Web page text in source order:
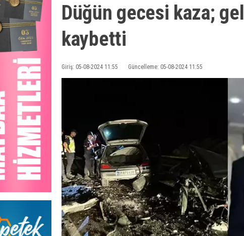
Düğün gecesi kaza;
kaybetti
Giriş: 05-08-2024 11:55 Güncelleme: 05-08-2024 11:55